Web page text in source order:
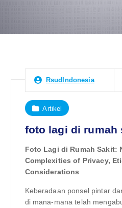
RsudIndonesia
Artikel
foto lagi di rumah
Foto Lagi di Rumah Sakit:
Complexities of Privacy,
Considerations
Keberadaan ponsel pintar
di mana-mana telah